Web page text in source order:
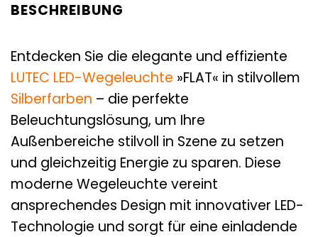
BESCHREIBUNG
Entdecken Sie die elegante und effiziente
LUTEC LED-Wegeleuchte »FLAT« in stilvollem
Silberfarben – die perfekte
Beleuchtungslösung, um Ihre
Außenbereiche stilvoll in Szene zu setzen
und gleichzeitig Energie zu sparen. Diese
moderne Wegeleuchte vereint
ansprechendes Design mit innovativer LED-
Technologie und sorgt für eine einladende